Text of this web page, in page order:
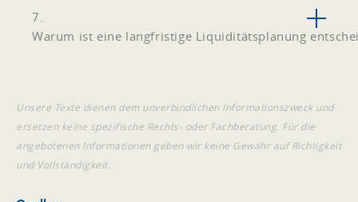
7.
Warum ist eine langfristige Liquiditätsplanung
Unsere Texte dienen dem unverbindlichen Informationszweck und
ersetzen keine spezifische Rechts- oder Fachberatung. Für die
angebotenen Informationen geben wir keine Gewähr auf Richtigkeit
und Vollständigkeit.